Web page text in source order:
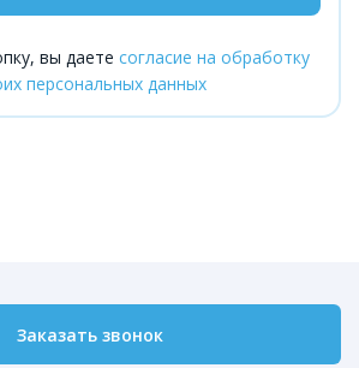
вы даете согласие на обработку
персональных данных
Заказать звонок